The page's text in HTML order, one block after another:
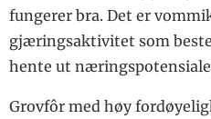
fungerer bra. Det er
gjæringsaktivitet som
hente ut
Grovfôr med høy